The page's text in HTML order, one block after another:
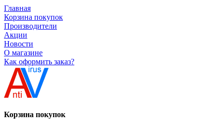
Главная
Корзина покупок
Производители
Акции
Новости
О магазине
Как оформить заказ?
Корзина покупок